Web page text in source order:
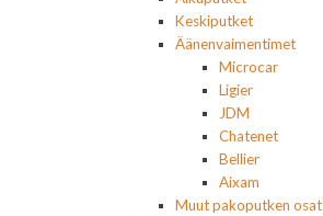
Keskiputket
Äänenvaimentimet
Microcar
Ligier
JDM
Chatenet
Bellier
Aixam
Muut pakoputken osat